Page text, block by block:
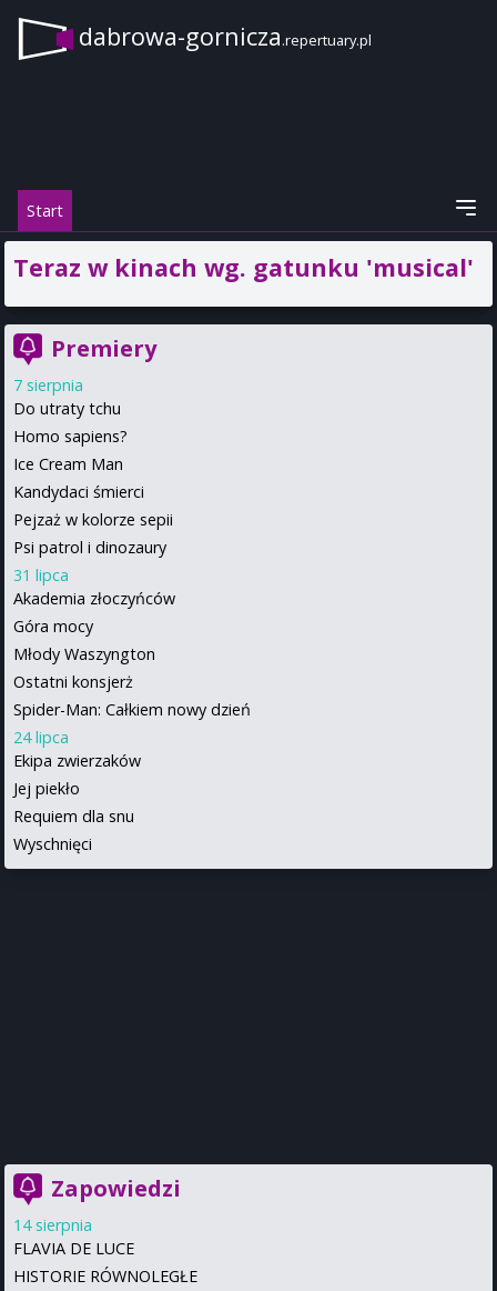
dabrowa-gornicza.repertuary.pl
Start
Teraz w kinach wg. gatunku 'musical'
Premiery
7 sierpnia
Do utraty tchu
Homo sapiens?
Ice Cream Man
Kandydaci śmierci
Pejzaż w kolorze sepii
Psi patrol i dinozaury
31 lipca
Akademia złoczyńców
Góra mocy
Młody Waszyngton
Ostatni konsjerż
Spider-Man: Całkiem nowy dzień
24 lipca
Ekipa zwierzaków
Jej piekło
Requiem dla snu
Wyschnięci
Zapowiedzi
14 sierpnia
FLAVIA DE LUCE
HISTORIE RÓWNOLEGŁE